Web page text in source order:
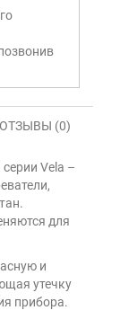
ОТЗЫВЫ (0)
Vela –
для
и
утечку
прибора.